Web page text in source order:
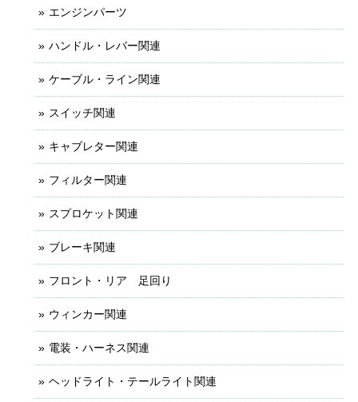
エンジンパーツ
ハンドル・レバー関連
ケーブル・ライン関連
スイッチ関連
キャブレター関連
フィルター関連
スプロケット関連
ブレーキ関連
フロント・リア 足回り
ウィンカー関連
電装・ハーネス関連
ヘッドライト・テールライト関連